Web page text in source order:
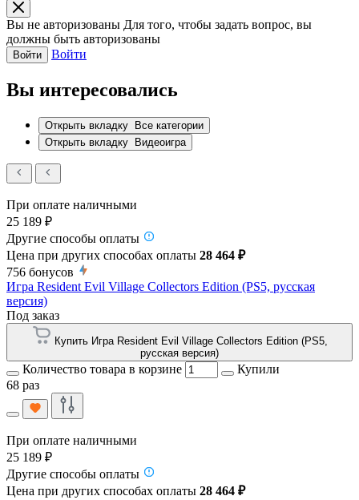
Вы не авторизованы Для того, чтобы задать вопрос, вы
должны быть авторизованы
Войти Войти
Вы интересовались
Открыть вкладку
Все категории
Открыть вкладку
Видеоигра
При оплате наличными
25 189 ₽
Другие способы оплаты
Цена при других способах оплаты 28 464 ₽
756 бонусов
Игра Resident Evil Village Collectors Edition (PS5, русская
версия)
Под заказ
Купить Игра Resident Evil Village Collectors Edition (PS5,
русская версия)
Количество товара в корзине
Купили
68 раз
При оплате наличными
25 189 ₽
Другие способы оплаты
Цена при других способах оплаты 28 464 ₽